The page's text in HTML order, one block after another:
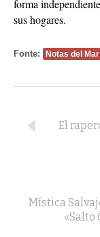
forma
sus hogares.
Fonte: Notas del Mar
El
Mística
«Salto